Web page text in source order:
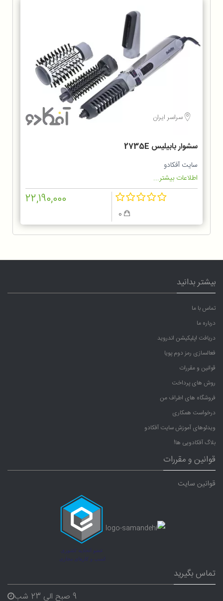
سراسر ایران
سشوار بابیلیس 2735E
سایت آفکادو
اطلاعات بیشتر...
22,190,000
بیشتر بدانید
تماس با ما
درباره ما
دریافت اپلیکیشن اندروید
فعالسازی رمز دوم پویا
قوانین و مقررات
روش های پرداخت
فروشگاه های اطراف من
درخواست همکاری
ویدئوهای آموزش سایت آفکادو
بلاگ آفکادویی ها!
قوانین و مقررات
قوانین سایت
تماس بگیرید
9 صبح الی 23 شب